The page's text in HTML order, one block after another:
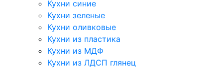
Кухни синие
Кухни зеленые
Кухни оливковые
Кухни из пластика
Кухни из МДФ
Кухни из ЛДСП глянец